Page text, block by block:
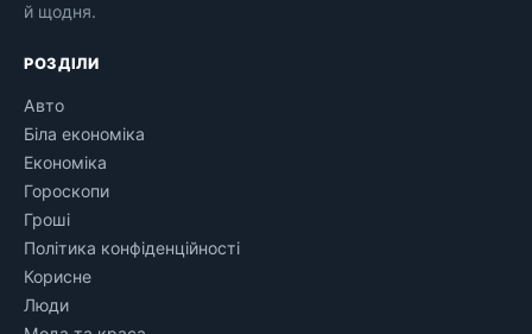
й щодня.
РОЗДІЛИ
Авто
Біла економіка
Економіка
Гороскопи
Гроші
Політика конфіденційності
Корисне
Люди